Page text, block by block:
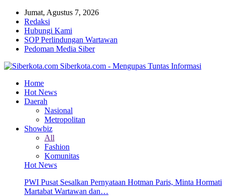
Jumat, Agustus 7, 2026
Redaksi
Hubungi Kami
SOP Perlindungan Wartawan
Pedoman Media Siber
Siberkota.com - Mengupas Tuntas Informasi
Home
Hot News
Daerah
Nasional
Metropolitan
Showbiz
All
Fashion
Komunitas
Hot News
PWI Pusat Sesalkan Pernyataan Hotman Paris, Minta Hormati
Martabat Wartawan dan…